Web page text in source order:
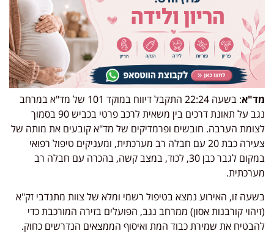
מד"א
: בשעה 22:24 התקבל דיווח במוקד 101 של מד"א במרחב
נגב על תאונת דרכים בין משאית לרכב פרטי בכביש 90 בסמוך
לצומת הערבה. חובשים ופרמדיקים של מד"א קובעים את מותה של
צעירה כבת 20 עם חבלה רב מערכתית, ומעניקים טיפול רפואי
במקום לגבר כבן 30, לכוד, במצב קשה, בהכרה עם חבלה רב
מערכתית.
בשעה זו, האירוע נמצא בטיפול רשמי ומלא של צוות מתנדבי זק"א
(זיהוי קורבנות אסון) ממרחב נגב, הפועלים בזירה המורכבת כדי
להבטיח את שמירת כבוד המת ואיסוף הממצאים הנדרשים כחוק.